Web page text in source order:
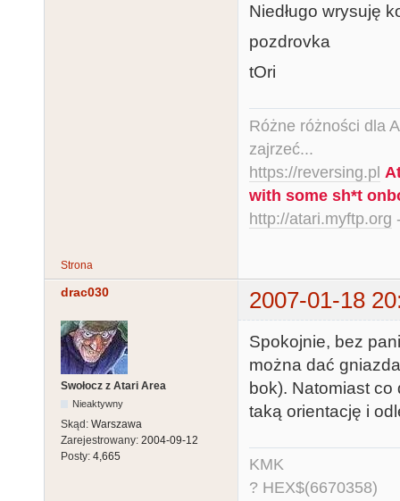
Niedługo wrysuję
pozdrovka
tOri
Różne różności dla
zajrzeć...
https://reversing.pl
with some sh*t
http://atari.myftp.org
Strona
drac030 2007-01-18
Swołocz z Atari Area
Nieaktywny
Skąd: Warszawa
Zarejestrowany: 2004-09-12
Posty: 4,665
Spokojnie, bez
można dać
bok). Natomiast
taką orientację i
KMK
? HEX$(6670358)